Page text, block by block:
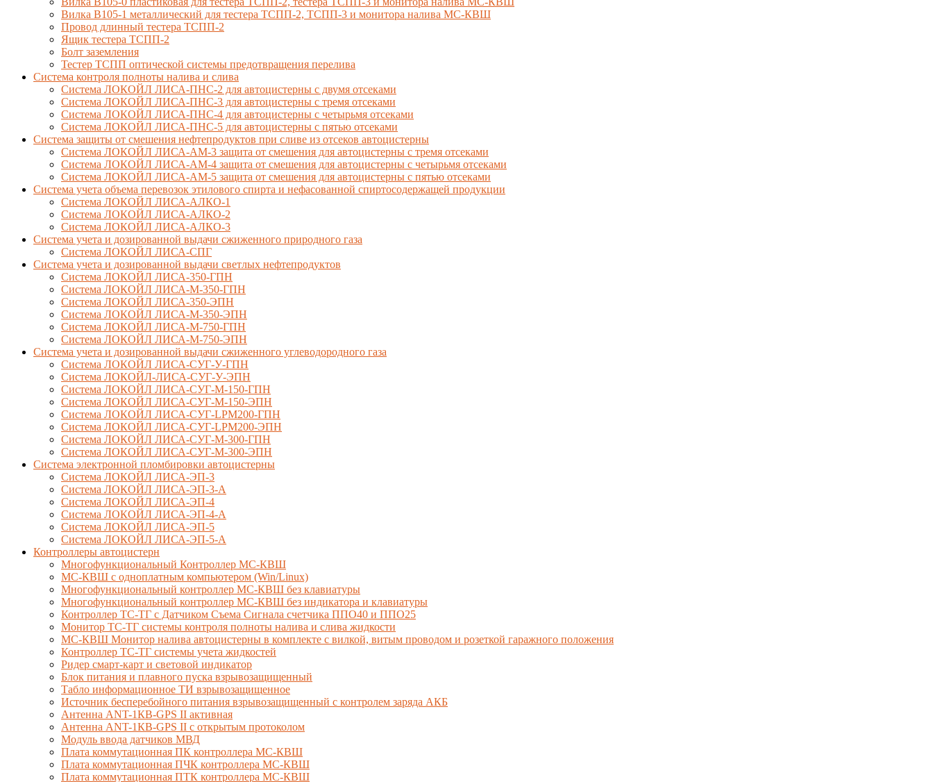
Вилка В105-1 металлический для тестера ТСПП-2, ТСПП-3 и монитора налива МС-КВШ
Провод длинный тестера ТСПП-2
Ящик тестера ТСПП-2
Болт заземления
Тестер ТСПП оптической системы предотвращения перелива
Cистема контроля полноты налива и слива
Система ЛОКОЙЛ ЛИСА-ПНС-2 для автоцистерны с двумя отсеками
Система ЛОКОЙЛ ЛИСА-ПНС-3 для автоцистерны с тремя отсеками
Система ЛОКОЙЛ ЛИСА-ПНС-4 для автоцистерны с четырьмя отсеками
Система ЛОКОЙЛ ЛИСА-ПНС-5 для автоцистерны с пятью отсеками
Система защиты от смешения нефтепродуктов при сливе из отсеков автоцистерны
Система ЛОКОЙЛ ЛИСА-AM-3 защита от смешения для автоцистерны с тремя отсеками
Система ЛОКОЙЛ ЛИСА-AM-4 защита от смешения для автоцистерны с четырьмя отсеками
Система ЛОКОЙЛ ЛИСА-AM-5 защита от смешения для автоцистерны с пятью отсеками
Система учета объема перевозок этилового спирта и нефасованной спиртосодержащей продукции
Система ЛОКОЙЛ ЛИСА-AЛКО-1
Система ЛОКОЙЛ ЛИСА-АЛКО-2
Система ЛОКОЙЛ ЛИСА-АЛКО-3
Система учета и дозированной выдачи сжиженного природного газа
Система ЛОКОЙЛ ЛИСА-СПГ
Система учета и дозированной выдачи светлых нефтепродуктов
Система ЛОКОЙЛ ЛИСА-350-ГПН
Система ЛОКОЙЛ ЛИСА-М-350-ГПН
Система ЛОКОЙЛ ЛИСА-350-ЭПН
Система ЛОКОЙЛ ЛИСА-М-350-ЭПН
Система ЛОКОЙЛ ЛИСА-М-750-ГПН
Система ЛОКОЙЛ ЛИСА-М-750-ЭПН
Система учета и дозированной выдачи сжиженного углеводородного газа
Система ЛОКОЙЛ ЛИСА-СУГ-У-ГПН
Система ЛОКОЙЛ-ЛИСА-СУГ-У-ЭПН
Система ЛОКОЙЛ ЛИСА-СУГ-М-150-ГПН
Система ЛОКОЙЛ ЛИСА-СУГ-М-150-ЭПН
Система ЛОКОЙЛ ЛИСА-СУГ-LPM200-ГПН
Система ЛОКОЙЛ ЛИСА-СУГ-LPM200-ЭПН
Система ЛОКОЙЛ ЛИСА-СУГ-М-300-ГПН
Система ЛОКОЙЛ ЛИСА-СУГ-М-300-ЭПН
Система электронной пломбировки автоцистерны
Система ЛОКОЙЛ ЛИСА-ЭП-3
Система ЛОКОЙЛ ЛИСА-ЭП-3-А
Система ЛОКОЙЛ ЛИСА-ЭП-4
Система ЛОКОЙЛ ЛИСА-ЭП-4-А
Система ЛОКОЙЛ ЛИСА-ЭП-5
Система ЛОКОЙЛ ЛИСА-ЭП-5-А
Контроллеры автоцистерн
Многофункциональный Контроллер МС-КВШ
МС-КВШ с одноплатным компьютером (Win/Linux)
Многофункциональный контроллер МС-КВШ без клавиатуры
Многофункциональный контроллер МС-КВШ без индикатора и клавиатуры
Контроллер ТС-ТГ с Датчиком Съема Сигнала счетчика ППО40 и ППО25
Монитор ТС-ТГ системы контроля полноты налива и слива жидкости
МС-КВШ Монитор налива автоцистерны в комплекте с вилкой, витым проводом и розеткой гаражного положения
Контроллер ТС-ТГ системы учета жидкостей
Ридер смарт-карт и световой индикатор
Блок питания и плавного пуска взрывозащищенный
Табло информационное ТИ взрывозащищенное
Источник бесперебойного питания взрывозащищенный с контролем заряда АКБ
Антенна ANT-1КВ-GPS II активная
Антенна ANT-1КВ-GPS II с открытым протоколом
Модуль ввода датчиков МВД
Плата коммутационная ПК контроллера МС-КВШ
Плата коммутационная ПЧК контроллера МС-КВШ
Плата коммутационная ПТК контроллера МС-КВШ